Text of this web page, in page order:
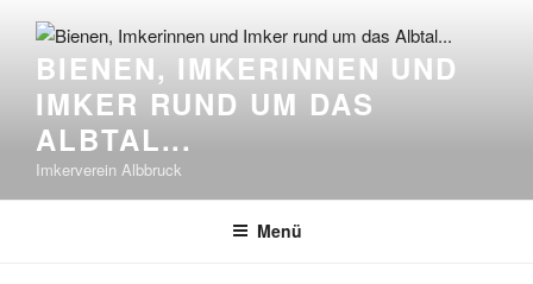
Inhalt
springenBIENEN, IMKERINNEN UND
IMKER RUND UM DAS
ALBTAL...
Imkerverein Albbruck
Menü